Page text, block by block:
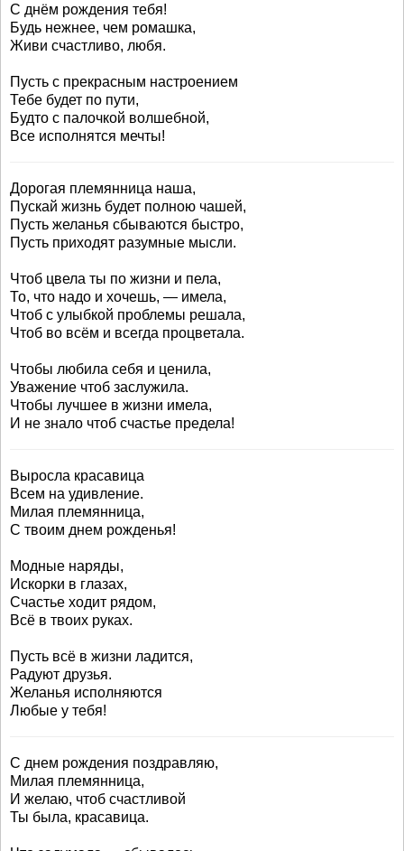
С днём рождения тебя!
Будь нежнее, чем ромашка,
Живи счастливо, любя.
Пусть с прекрасным настроением
Тебе будет по пути,
Будто с палочкой волшебной,
Все исполнятся мечты!
Дорогая племянница наша,
Пускай жизнь будет полною чашей,
Пусть желанья сбываются быстро,
Пусть приходят разумные мысли.
Чтоб цвела ты по жизни и пела,
То, что надо и хочешь, — имела,
Чтоб с улыбкой проблемы решала,
Чтоб во всём и всегда процветала.
Чтобы любила себя и ценила,
Уважение чтоб заслужила.
Чтобы лучшее в жизни имела,
И не знало чтоб счастье предела!
Выросла красавица
Всем на удивление.
Милая племянница,
С твоим днем рожденья!
Модные наряды,
Искорки в глазах,
Счастье ходит рядом,
Всё в твоих руках.
Пусть всё в жизни ладится,
Радуют друзья.
Желанья исполняются
Любые у тебя!
С днем рождения поздравляю,
Милая племянница,
И желаю, чтоб счастливой
Ты была, красавица.